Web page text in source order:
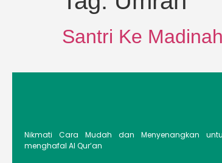
Santri Ke Madinah
Nikmati Cara Mudah dan Menyenangkan
menghafal Al Qur’an